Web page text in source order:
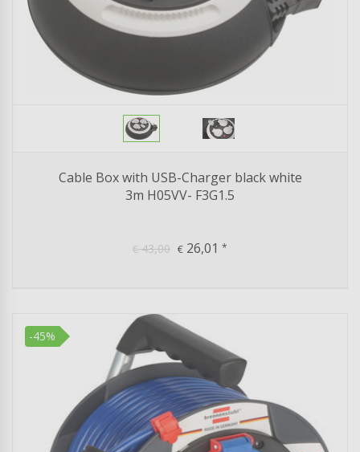
Cable Box with USB-Charger black white
3m H05VV- F3G1.5
€43,00 € 26,01 *
-45%